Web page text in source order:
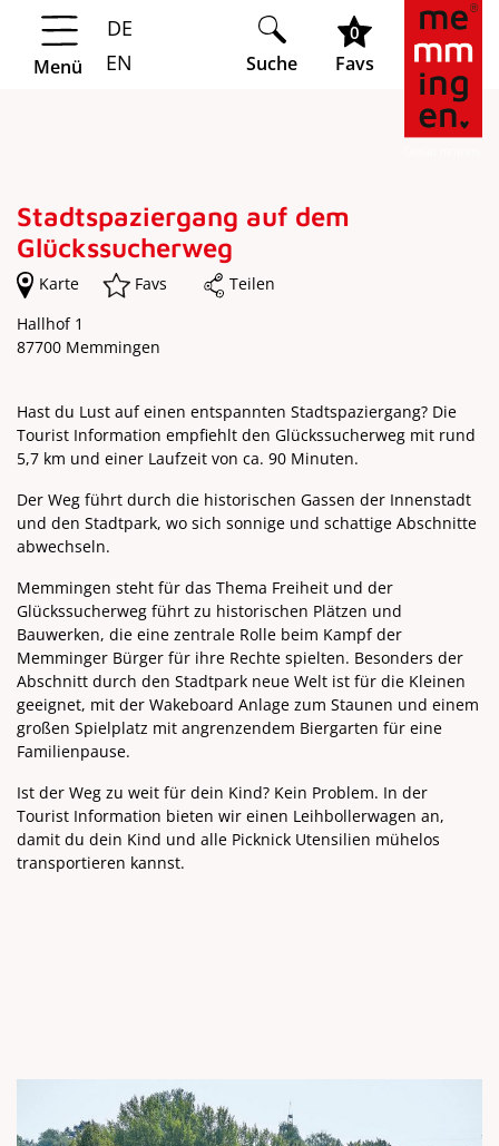
Springe zur Navigation
Springe zum Hauptinhalt
Menü
DE
EN
Suche
0
Favs
Stadtspaziergang auf dem
Glückssucherweg
Karte Favs
Teilen
Hallhof 1
87700 Memmingen
Hast du Lust auf einen entspannten Stadtspaziergang? Die
Tourist Information empfiehlt den Glückssucherweg mit rund
5,7 km und einer Laufzeit von ca. 90 Minuten.
Der Weg führt durch die historischen Gassen der Innenstadt
und den Stadtpark, wo sich sonnige und schattige Abschnitte
abwechseln.
Memmingen steht für das Thema Freiheit und der
Glückssucherweg führt zu historischen Plätzen und
Bauwerken, die eine zentrale Rolle beim Kampf der
Memminger Bürger für ihre Rechte spielten. Besonders der
Abschnitt durch den Stadtpark neue Welt ist für die Kleinen
geeignet, mit der Wakeboard Anlage zum Staunen und einem
großen Spielplatz mit angrenzendem Biergarten für eine
Familienpause.
Ist der Weg zu weit für dein Kind? Kein Problem. In der
Tourist Information bieten wir einen Leihbollerwagen an,
damit du dein Kind und alle Picknick Utensilien mühelos
transportieren kannst.